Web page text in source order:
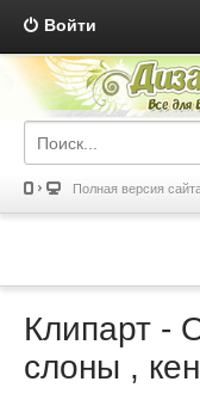
Войти
Полная версия
Клипарт -
слоны ,